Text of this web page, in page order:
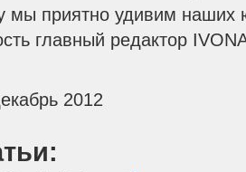
мы приятно удивим наших
главный редактор
2012